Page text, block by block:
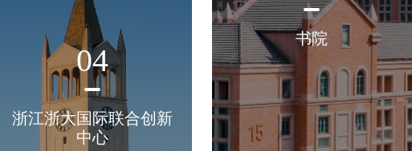
04
浙江浙大国际联合创新
中心
书院